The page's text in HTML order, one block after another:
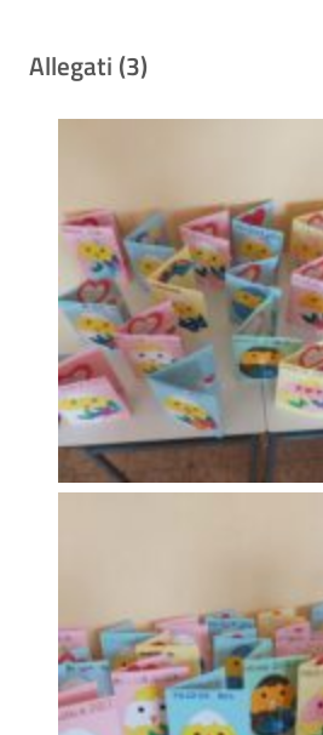
Allegati (3)